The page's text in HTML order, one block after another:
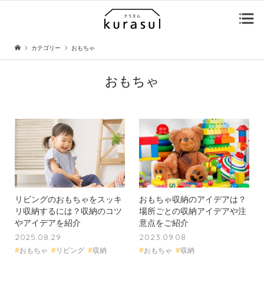
カテゴリー おもちゃ
おもちゃ
リビングのおもちゃをスッキ
リ収納するには？収納のコツ
やアイデアを紹介
2025.08.29
#おもちゃ #リビング #収納
おもちゃ収納のアイデアは？
場所ごとの収納アイデアや注
意点をご紹介
2023.09.08
#おもちゃ #収納